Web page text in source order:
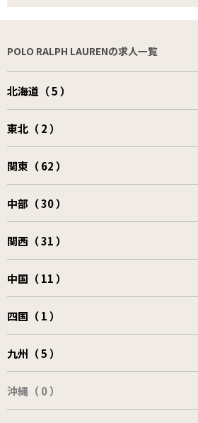
POLO RALPH LAURENの求人一覧
北海道（ 5 ）
東北（ 2 ）
関東（ 62 ）
中部（ 30 ）
関西（ 31 ）
中国（ 11 ）
四国（ 1 ）
九州（ 5 ）
沖縄（ 0 ）